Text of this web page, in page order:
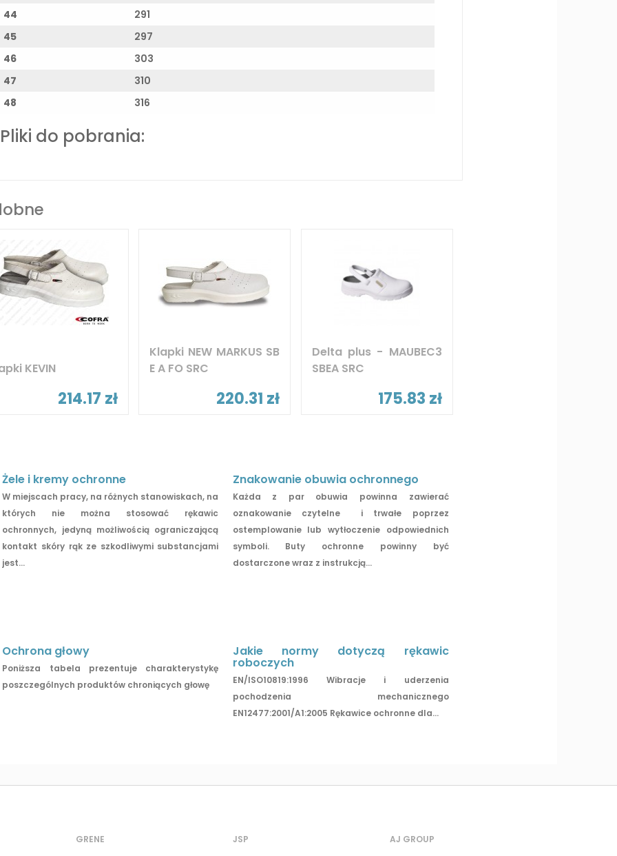
44
291
45
297
46
303
47
310
48
316
Pliki do pobrania:
KEVIN
214.17 zł
Klapki NEW MARKUS SB
E A FO SRC
220.31 zł
Delta plus - MAUBEC3
SBEA SRC
175.83 zł
Żele i kremy ochronne
W miejscach pracy, na różnych stanowiskach, na
których nie można stosować rękawic
ochronnych, jedyną możliwością ograniczającą
kontakt skóry rąk ze szkodliwymi substancjami
jest...
Znakowanie obuwia ochronnego
Każda z par obuwia powinna zawierać
oznakowanie czytelne i trwałe poprzez
ostemplowanie lub wytłoczenie odpowiednich
symboli. Buty ochronne powinny być
dostarczone wraz z instrukcją...
Ochrona głowy
Poniższa tabela prezentuje charakterystykę
poszczególnych produktów chroniących głowę
Jakie normy dotyczą rękawic
roboczych
EN/ISO10819:1996 Wibracje i uderzenia
pochodzenia mechanicznego
EN12477:2001/A1:2005 Rękawice ochronne dla...
GRENE JSP AJ GROUP